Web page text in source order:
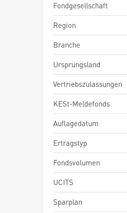
Fondgesellschaft
Region
Branche
Ursprungsland
Vertriebszulassungen
KESt-Meldefonds
Auflagedatum
Ertragstyp
Fondsvolumen
UCITS
Sparplan